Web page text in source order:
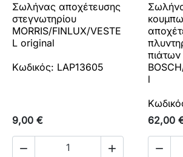
Σωλήνας αποχέτευσης
στεγνωτηρίου
MORRIS/FINLUX/VESTE
L original
Κωδικός: LAP13605
9,00 €
 
πιάτων
l
62,00
